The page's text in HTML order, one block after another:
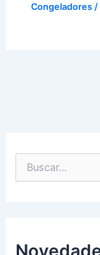
Congeladores /
p